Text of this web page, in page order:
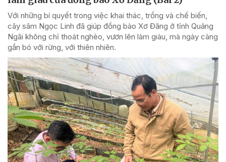
Với những bí quyết trong việc khai thác, trồng và chế biến,
cây sâm Ngọc Linh đã giúp đồng bào Xơ Đăng ở tỉnh Quảng
Ngãi không chỉ thoát nghèo, vươn lên làm giàu, mà ngày càng
gắn bó với rừng, với thiên nhiên.